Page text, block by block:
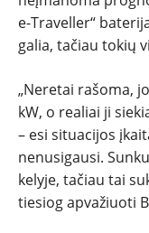
e-Traveller“
galia, tačiau tokių
„Neretai rašoma,
kW, o realiai ji
– esi situacijos
nenusigausi.
kelyje, tačiau tai
tiesiog apvažiuoti